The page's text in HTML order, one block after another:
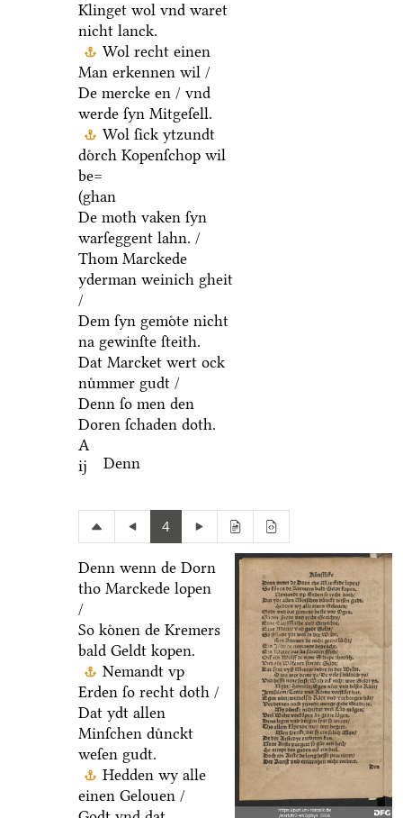
Klinget wol vnd waret
nicht lanck.
Wol recht einen
Man erkennen wil /
De mercke en / vnd
werde ſyn Mitgeſell.
Wol ſick ytzundt
doͤrch Kopenſchop wil
be=
(ghan
De moth vaken ſyn
warſeggent lahn. /
Thom Marckede
yderman weinich gheit
/
Dem ſyn gemoͤte nicht
na gewinſte ſteith.
Dat Marcket wert ock
nuͤmmer gudt /
Denn ſo men den
Doren ſchaden doth.
A
ij
Denn
4
Denn wenn de Dorn
tho Marckede lopen
/
So koͤnen de Kremers
bald Geldt kopen.
Nemandt vp
Erden ſo recht doth /
Dat ydt allen
Minſchen duͤnckt
weſen gudt.
Hedden wy alle
einen Gelouen /